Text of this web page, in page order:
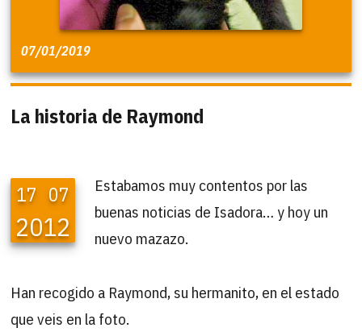
07/01/2019
La historia de Raymond
17 07
2012
Estabamos muy contentos por las
buenas noticias de Isadora… y hoy un
nuevo mazazo.
Han recogido a Raymond, su hermanito, en el estado
que veis en la foto.